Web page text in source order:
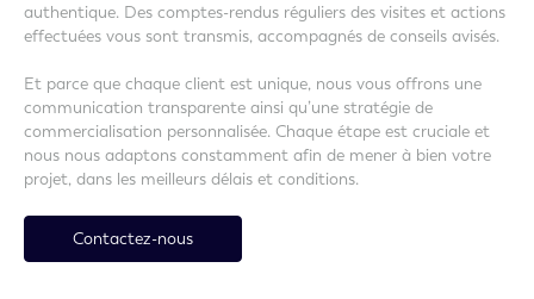
authentique. Des comptes-rendus réguliers des visites et actions
effectuées vous sont transmis, accompagnés de conseils avisés.
Et parce que chaque client est unique, nous vous offrons une
communication transparente ainsi qu’une stratégie de
commercialisation personnalisée. Chaque étape est cruciale et
nous nous adaptons constamment afin de mener à bien votre
projet, dans les meilleurs délais et conditions.
Contactez-nous